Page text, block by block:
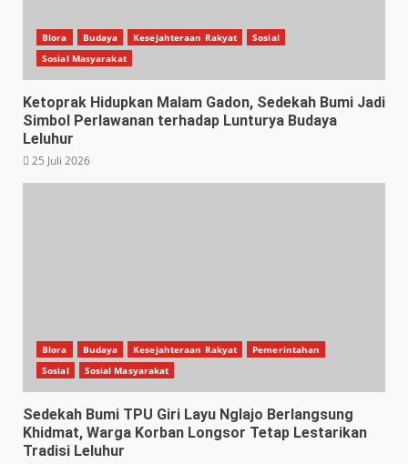
Blora Budaya Kesejahteraan Rakyat
Sosial
Sosial Masyarakat
Ketoprak Hidupkan Malam Gadon, Sedekah Bumi Jadi
Simbol Perlawanan terhadap Lunturya Budaya
Leluhur
25 Juli 2026
Blora Budaya Kesejahteraan Rakyat
Pemerintahan
Sosial
Sosial Masyarakat
Sedekah Bumi TPU Giri Layu Nglajo Berlangsung
Khidmat, Warga Korban Longsor Tetap Lestarikan
Tradisi Leluhur